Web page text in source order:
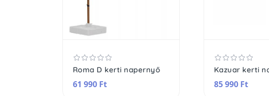
Roma D kerti napernyő
61 990 Ft
Kazuar kerti
85 990 Ft